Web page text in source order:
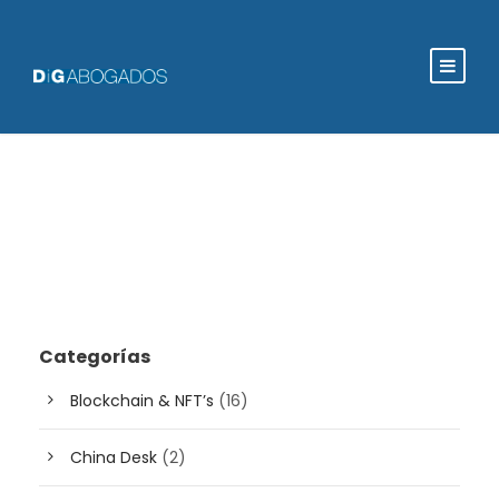
Categorías
Blockchain & NFT’s (16)
China Desk (2)